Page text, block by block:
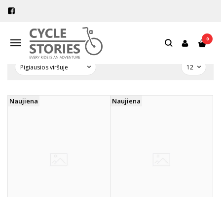
Navigacija
0
PREKIŲ PAIEŠKA - ROLL-DOWN
Pagrindinis Prekių paieška
Naujiena Naujiena